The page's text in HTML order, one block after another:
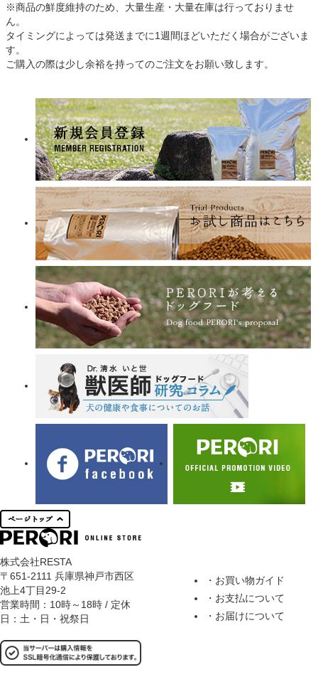
※商品の鮮度維持のため、大量生産・大量在庫は行っておりませ
ん。
タイミングによっては発送までに1週間ほどいただく場合がございま
す。
ご購入の際は少し余裕を持ってのご注文をお願い致します。
株式会社RESTA
〒651-2111 兵庫県神戸市西区
池上4丁目29-2
営業時間：10時～18時 / 定休
日：土・日・祝祭日
・お買い物ガイド
・お支払について
・お届けについて